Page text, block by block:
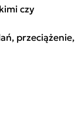
czy
przeciążenie,